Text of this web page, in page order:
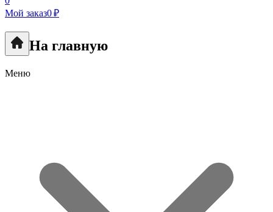
Мой заказ0 ₽
На главную
Меню